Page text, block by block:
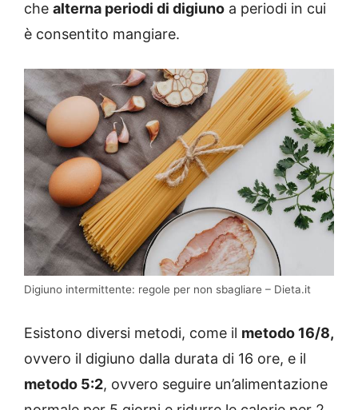
che alterna periodi di digiuno a periodi in cui
è consentito mangiare.
Digiuno intermittente: regole per non sbagliare – Dieta.it
Esistono diversi metodi, come il metodo 16/8,
ovvero il digiuno dalla durata di 16 ore, e il
metodo 5:2, ovvero seguire un’alimentazione